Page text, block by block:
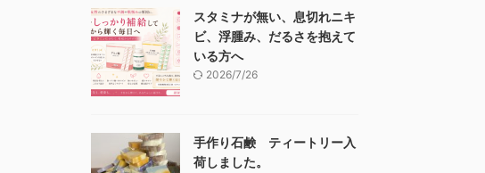
スタミナが無い、息切れニキ
ビ、浮腫み、だるさを抱えて
いる方へ
2026/7/26
手作り石鹸 ティートリー入
荷しました。